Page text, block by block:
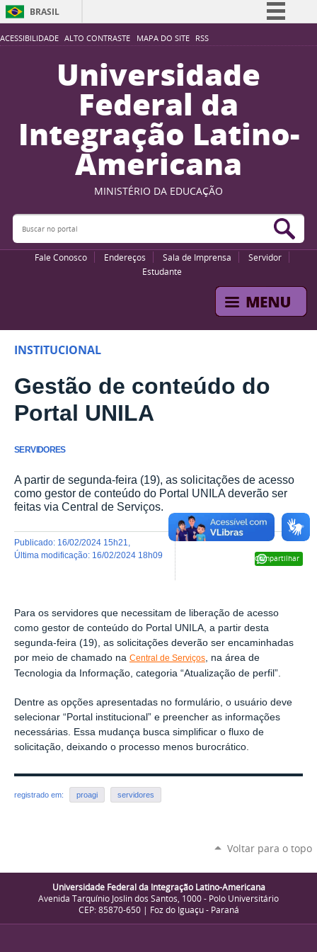
ACESSIBILIDADE ALTO CONTRASTE MAPA DO SITE RSS
BRASIL
Simplifique!
Participe
Acesso à informação
Legislação
Canais
Universidade
Federal da
Integração Latino-
Americana
MINISTÉRIO DA EDUCAÇÃO
Buscar no portal
Fale Conosco Endereços Sala de Imprensa
Servidor
Estudante
INSTITUCIONAL
Gestão de conteúdo do
Portal UNILA
SERVIDORES
A partir de segunda-feira (19), as solicitações de acesso
como gestor de conteúdo do Portal UNILA deverão ser
feitas via Central de Serviços.
Compartilhar
publicado: 16/02/2024 15h21
última modificação: 16/02/2024 18h09
Para os servidores que necessitam de liberação de acesso
como gestor de conteúdo do Portal UNILA, a partir desta
segunda-feira (19), as solicitações deverão ser encaminhadas
por meio de chamado na Central de Serviços , na área de
Tecnologia da Informação, categoria “Atualização de perfil”.
Dentre as opções apresentadas no formulário, o usuário deve
selecionar “Portal institucional” e preencher as informações
necessárias. Essa mudança busca simplificar o fluxo de
solicitação, deixando o processo menos burocrático.
registrado em: proagi servidores
Voltar para o topo
Universidade Federal da Integração Latino-Americana
Avenida Tarquínio Joslin dos Santos, 1000 - Polo Universitário
CEP: 85870-650 | Foz do Iguaçu - Paraná